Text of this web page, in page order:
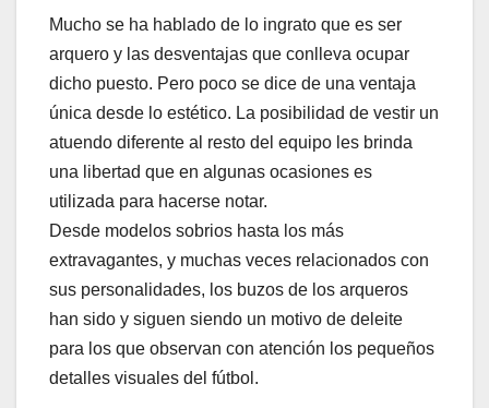
Mucho se ha hablado de lo ingrato que es ser
arquero y las desventajas que conlleva ocupar
dicho puesto. Pero poco se dice de una ventaja
única desde lo estético. La posibilidad de vestir un
atuendo diferente al resto del equipo les brinda
una libertad que en algunas ocasiones es
utilizada para hacerse notar.
Desde modelos sobrios hasta los más
extravagantes, y muchas veces relacionados con
sus personalidades, los buzos de los arqueros
han sido y siguen siendo un motivo de deleite
para los que observan con atención los pequeños
detalles visuales del fútbol.